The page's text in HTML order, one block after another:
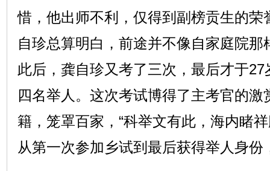
惜，他出师不利，仅得到副榜贡生的荣
自珍总算明白，前途并不像自家庭院那
此后，龚自珍又考了三次，最后才于
四名举人。这次考试博得了主考官的
籍，笼罩百家，“科举文有此，海内睹
从第一次参加乡试到最后获得举人身